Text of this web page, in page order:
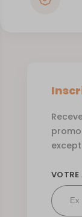
VOTRE